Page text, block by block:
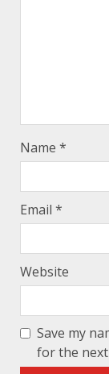
Name *
Email *
Website
Save my
for the